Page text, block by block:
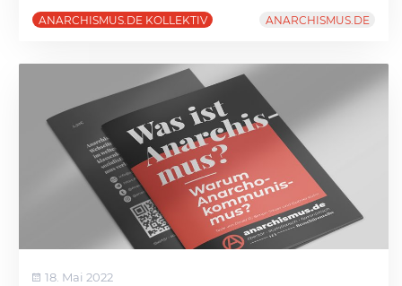
ANARCHISMUS.DE KOLLEKTIV ANARCHISMUS.DE
18. Mai 2022